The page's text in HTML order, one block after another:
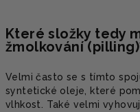
Které složky tedy
žmolkování
Velmi často se s tímto
syntetické oleje, které
vlhkost. Také velmi